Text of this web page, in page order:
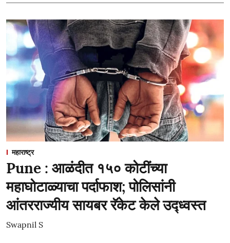
महाराष्ट्र
Pune : आळंदीत १५० कोटींच्या
महाघोटाळ्याचा पर्दाफाश; पोलिसांनी
आंतरराज्यीय सायबर रॅकेट केले उद्ध्वस्त
Swapnil S